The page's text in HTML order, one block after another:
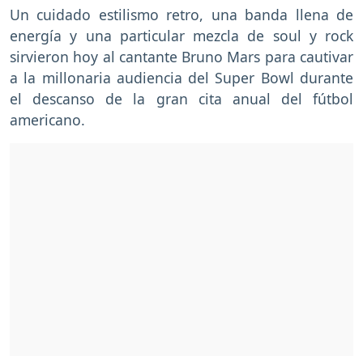
Un cuidado estilismo retro, una banda llena de
energía y una particular mezcla de soul y rock
sirvieron hoy al cantante Bruno Mars para cautivar
a la millonaria audiencia del Super Bowl durante
el descanso de la gran cita anual del fútbol
americano.